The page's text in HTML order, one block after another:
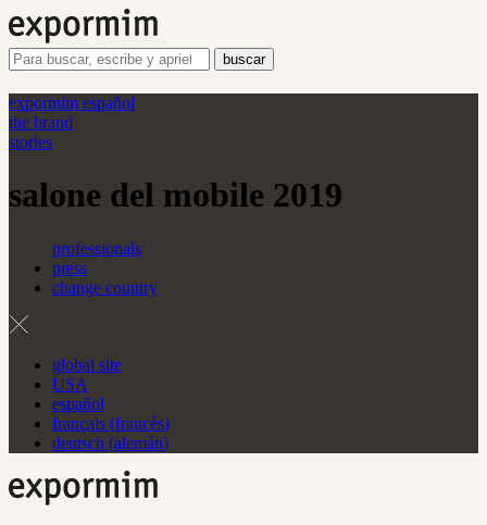
buscar
expormim español
the brand
stories
salone del mobile 2019
professionals
press
change country
global site
USA
español
français (francés)
deutsch (alemán)